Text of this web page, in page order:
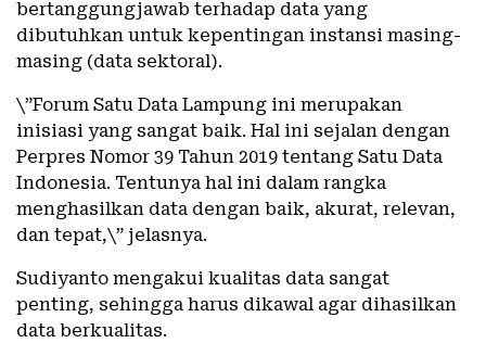
bertanggungjawab terhadap data yang
dibutuhkan untuk kepentingan instansi masing-
masing (data sektoral).
\”Forum Satu Data Lampung ini merupakan
inisiasi yang sangat baik. Hal ini sejalan dengan
Perpres Nomor 39 Tahun 2019 tentang Satu Data
Indonesia. Tentunya hal ini dalam rangka
menghasilkan data dengan baik, akurat, relevan,
dan tepat,\” jelasnya.
Sudiyanto mengakui kualitas data sangat
penting, sehingga harus dikawal agar dihasilkan
data berkualitas.